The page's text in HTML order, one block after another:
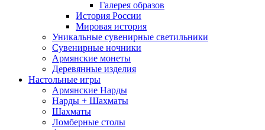
Галерея образов
История России
Мировая история
Уникальные сувенирные светильники
Сувенирные ночники
Армянские монеты
Деревянные изделия
Настольные игры
Армянские Нарды
Нарды + Шахматы
Шахматы
Ломберные столы